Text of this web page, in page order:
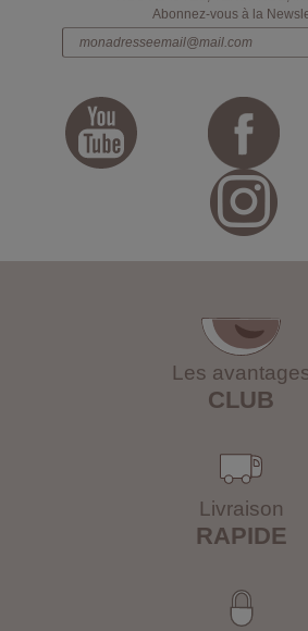
Abonnez-vous à la
Les
CLUB
Livraison
RAPIDE